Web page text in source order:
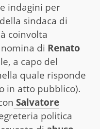
indagini per
sindaca di
coinvolta
di Renato
a capo del
quale risponde
in atto pubblico).
Salvatore
politica